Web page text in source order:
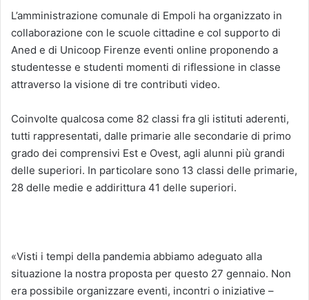
L’amministrazione comunale di Empoli ha organizzato in
collaborazione con le scuole cittadine e col supporto di
Aned e di Unicoop Firenze eventi online proponendo a
studentesse e studenti momenti di riflessione in classe
attraverso la visione di tre contributi video.
Coinvolte qualcosa come 82 classi fra gli istituti aderenti,
tutti rappresentati, dalle primarie alle secondarie di primo
grado dei comprensivi Est e Ovest, agli alunni più grandi
delle superiori. In particolare sono 13 classi delle primarie,
28 delle medie e addirittura 41 delle superiori.
«Visti i tempi della pandemia abbiamo adeguato alla
situazione la nostra proposta per questo 27 gennaio. Non
era possibile organizzare eventi, incontri o iniziative –